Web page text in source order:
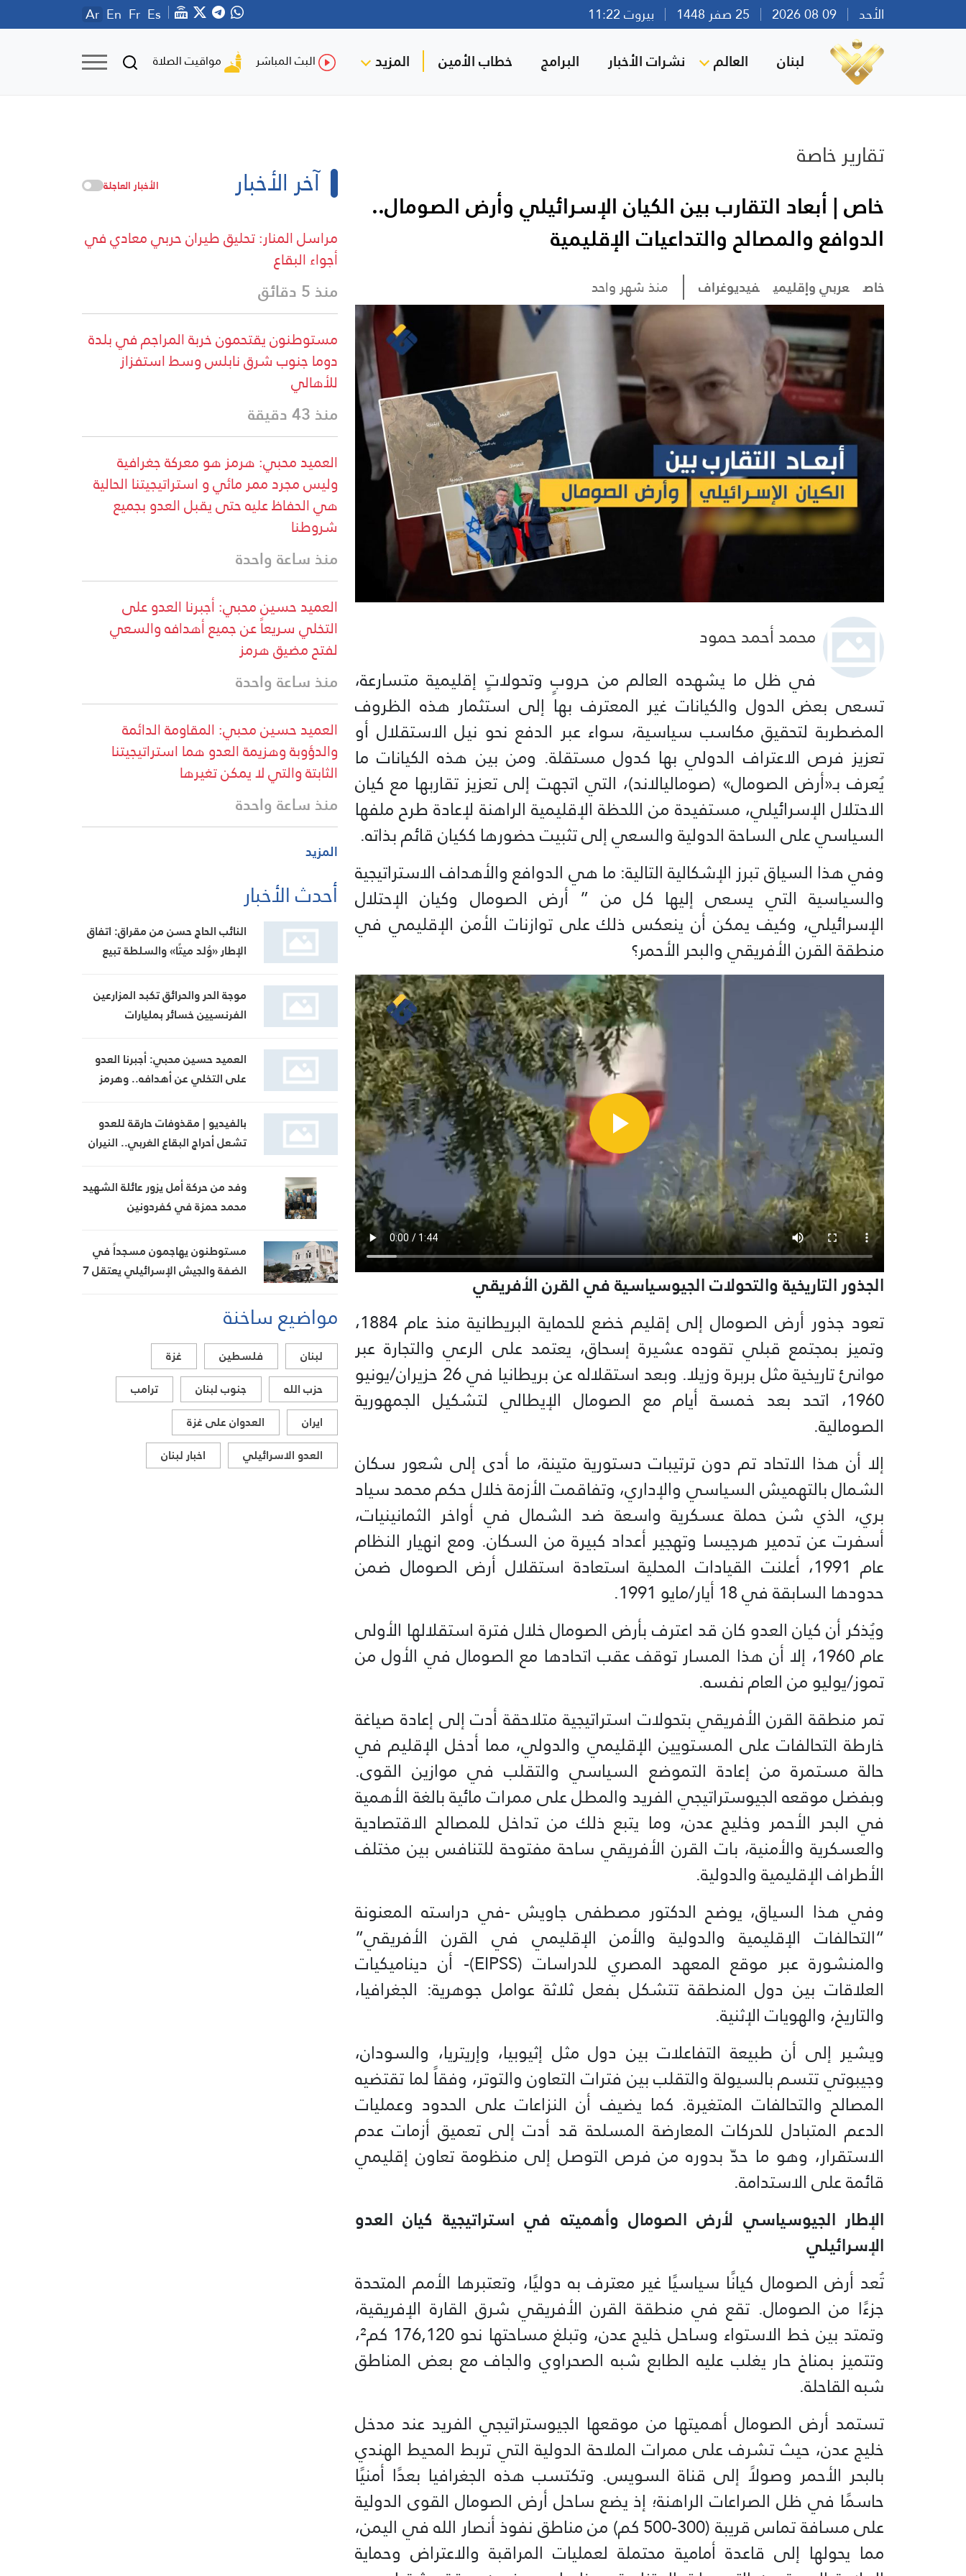
الأحد بيروت 11:22 Ar En Fr Es
لبنان العالم نشرات الأخبار البرامج خطاب الأمين المزيد البث المباشر مواقيت الصلاة
تقارير خاصة
خاص | أبعاد التقارب بين الكيان الإسرائيلي وأرض الصومال..
الدوافع والمصالح والتداعيات الإقليمية
خاص عربي وإقليمي فيديوغراف منذ شهر واحد
محمد أحمد حمود
في ظل ما يشهده العالم من حروبٍ وتحولاتٍ إقليمية متسارعة،
تسعى بعض الدول والكيانات غير المعترف بها إلى استثمار هذه الظروف
المضطربة لتحقيق مكاسب سياسية، سواء عبر الدفع نحو نيل الاستقلال أو
تعزيز فرص الاعتراف الدولي بها كدول مستقلة. ومن بين هذه الكيانات ما
يُعرف بـ«أرض الصومال» (صوماليالاند)، التي اتجهت إلى تعزيز تقاربها مع كيان
الاحتلال الإسرائيلي، مستفيدة من اللحظة الإقليمية الراهنة لإعادة طرح ملفها
السياسي على الساحة الدولية والسعي إلى تثبيت حضورها ككيان قائم بذاته.
وفي هذا السياق تبرز الإشكالية التالية: ما هي الدوافع والأهداف الاستراتيجية
والسياسية التي يسعى إليها كل من ” أرض الصومال وكيان الإحتلال
الإسرائيلي، وكيف يمكن أن ينعكس ذلك على توازنات الأمن الإقليمي في
منطقة القرن الأفريقي والبحر الأحمر؟
الجذور التاريخية والتحولات الجيوسياسية في القرن الأفريقي
تعود جذور أرض الصومال إلى إقليم خضع للحماية البريطانية منذ عام 1884،
وتميز بمجتمع قبلي تقوده عشيرة إسحاق، يعتمد على الرعي والتجارة عبر
موانئ تاريخية مثل بربرة وزيلا. وبعد استقلاله عن بريطانيا في 26 حزيران/يونيو
1960، اتحد بعد خمسة أيام مع الصومال الإيطالي لتشكيل الجمهورية
الصومالية.
إلا أن هذا الاتحاد تم دون ترتيبات دستورية متينة، ما أدى إلى شعور سكان
الشمال بالتهميش السياسي والإداري، وتفاقمت الأزمة خلال حكم محمد سياد
بري، الذي شن حملة عسكرية واسعة ضد الشمال في أواخر الثمانينيات،
أسفرت عن تدمير هرجيسا وتهجير أعداد كبيرة من السكان. ومع انهيار النظام
عام 1991، أعلنت القيادات المحلية استعادة استقلال أرض الصومال ضمن
حدودها السابقة في 18 أيار/مايو 1991.
ويُذكر أن كيان العدو كان قد اعترف بأرض الصومال خلال فترة استقلالها الأولى
عام 1960، إلا أن هذا المسار توقف عقب اتحادها مع الصومال في الأول من
تموز/يوليو من العام نفسه.
تمر منطقة القرن الأفريقي بتحولات استراتيجية متلاحقة أدت إلى إعادة صياغة
خارطة التحالفات على المستويين الإقليمي والدولي، مما أدخل الإقليم في
حالة مستمرة من إعادة التموضع السياسي والتقلب في موازين القوى.
وبفضل موقعه الجيوستراتيجي الفريد والمطل على ممرات مائية بالغة الأهمية
في البحر الأحمر وخليج عدن، وما يتبع ذلك من تداخل للمصالح الاقتصادية
والعسكرية والأمنية، بات القرن الأفريقي ساحة مفتوحة للتنافس بين مختلف
الأطراف الإقليمية والدولية.
وفي هذا السياق، يوضح الدكتور مصطفى جاويش -في دراسته المعنونة
“التحالفات الإقليمية والدولية والأمن الإقليمي في القرن الأفريقي”
والمنشورة عبر موقع المعهد المصري للدراسات (EIPSS)- أن ديناميكيات
العلاقات بين دول المنطقة تتشكل بفعل ثلاثة عوامل جوهرية: الجغرافيا،
والتاريخ، والهويات الإثنية.
ويشير إلى أن طبيعة التفاعلات بين دول مثل إثيوبيا، وإريتريا، والسودان،
وجيبوتي تتسم بالسيولة والتقلب بين فترات التعاون والتوتر، وفقاً لما تقتضيه
المصالح والتحالفات المتغيرة. كما يضيف أن النزاعات على الحدود وعمليات
الدعم المتبادل للحركات المعارضة المسلحة قد أدت إلى تعميق أزمات عدم
الاستقرار، وهو ما حدّ بدوره من فرص التوصل إلى منظومة تعاون إقليمي
قائمة على الاستدامة.
الإطار الجيوسياسي لأرض الصومال وأهميته في استراتيجية كيان العدو
الإسرائيلي
تُعد أرض الصومال كيانًا سياسيًا غير معترف به دوليًا، وتعتبرها الأمم المتحدة
جزءًا من الصومال. تقع في منطقة القرن الأفريقي شرق القارة الإفريقية،
وتمتد بين خط الاستواء وساحل خليج عدن، وتبلغ مساحتها نحو 176,120 كم²،
وتتميز بمناخ حار يغلب عليه الطابع شبه الصحراوي والجاف مع بعض المناطق
شبه القاحلة.
تستمد أرض الصومال أهميتها من موقعها الجيوستراتيجي الفريد عند مدخل
خليج عدن، حيث تشرف على ممرات الملاحة الدولية التي تربط المحيط الهندي
بالبحر الأحمر وصولاً إلى قناة السويس. وتكتسب هذه الجغرافيا بعدًا أمنيًا
حاسمًا في ظل الصراعات الراهنة؛ إذ يضع ساحل أرض الصومال القوى الدولية
على مسافة تماس قريبة (300-500 كم) من مناطق نفوذ أنصار الله في اليمن،
مما يحولها إلى قاعدة أمامية محتملة لعمليات المراقبة والاعتراض وحماية
آخر الأخبار الأخبار العاجلة
مراسل المنار: تحليق طيران حربي معادي في
أجواء البقاع
منذ 5 دقائق
مستوطنون يقتحمون خربة المراجم في بلدة
دوما جنوب شرق نابلس وسط استفزاز
للأهالي
منذ 43 دقيقة
العميد محبي: هرمز هو معركة جغرافية
وليس مجرد ممر مائي و استراتيجيتنا الحالية
هي الحفاظ عليه حتى يقبل العدو بجميع
شروطنا
منذ ساعة واحدة
العميد حسين محبي: أجبرنا العدو على
التخلي سريعاً عن جميع أهدافه والسعي
لفتح مضيق هرمز
منذ ساعة واحدة
العميد حسين محبي: المقاومة الدائمة
والدؤوبة وهزيمة العدو هما استراتيجيتنا
الثابتة والتي لا يمكن تغيرها
منذ ساعة واحدة
المزيد
أحدث الأخبار
النائب الحاج حسن من مقراق: اتفاق
الإطار «وُلد ميتًا» والسلطة تبيع
موجة الحر والحرائق تكبد المزارعين
الفرنسيين خسائر بمليارات
العميد حسين محبي: أجبرنا العدو
على التخلي عن أهدافه.. وهرمز
بالفيديو | مقذوفات حارقة للعدو
تشعل أحراج البقاع الغربي.. النيران
وفد من حركة أمل يزور عائلة الشهيد
محمد حمزة في كفردونين
مستوطنون يهاجمون مسجداً في
الضفة والجيش الإسرائيلي يعتقل 7
مواضيع ساخنة
لبنان فلسطين
غزة
حزب الله
جنوب لبنان
ترامب
ايران
العدوان على غزة
العدو الاسرائيلي
اخبار لبنان